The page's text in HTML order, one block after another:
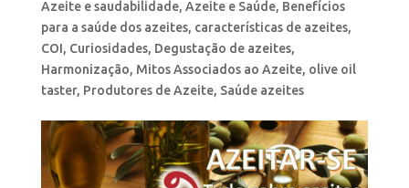
Azeite e saudabilidade, Azeite e Saúde, Benefícios
para a saúde dos azeites, características de azeites,
COI, Curiosidades, Degustação de azeites,
Harmonização, Mitos Associados ao Azeite, olive oil
taster, Produtores de Azeite, Saúde azeites